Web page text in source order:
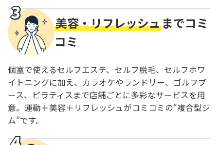
美容・リフレッシュまでコミ
コミ
個室で使えるセルフエステ、セルフ脱毛、セルフホワ
イトニングに加え、カラオケやランドリー、ゴルフブ
ース、ピラティスまで店舗ごとに多彩なサービスを用
意。運動＋美容＋リフレッシュがコミコミの“複合型ジ
ム”です。